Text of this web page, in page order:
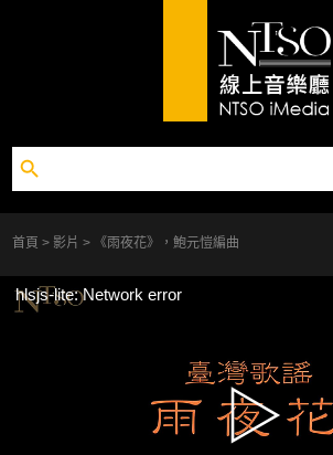
首頁 影片 《雨夜花》，鮑元愷編曲
hlsjs-lite: Network error